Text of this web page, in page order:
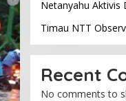
Netanyahu Aktivis
Timau NTT
Recent
No comments to